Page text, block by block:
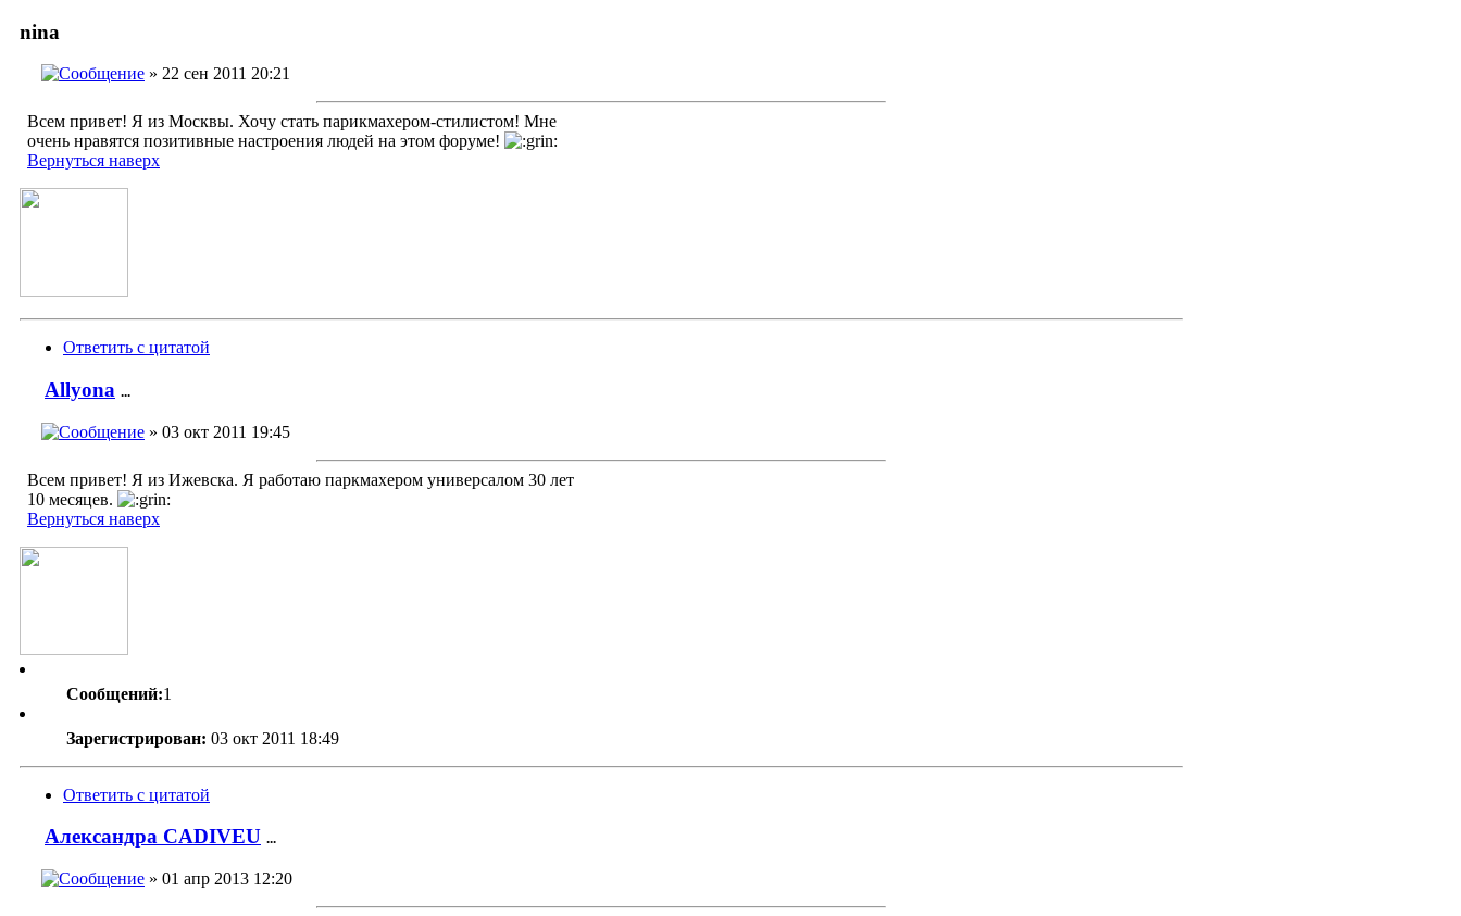
nina
» 22 сен 2011 20:21
Всем привет! Я из Москвы. Хочу стать парикмахером-стилистом! Мне
очень нравятся позитивные настроения людей на этом форуме!
Вернуться наверх
Ответить с цитатой
Allyona ...
» 03 окт 2011 19:45
Всем привет! Я из Ижевска. Я работаю паркмахером универсалом 30 лет
10 месяцев.
Вернуться наверх
Сообщений:1
Зарегистрирован: 03 окт 2011 18:49
Ответить с цитатой
Александра CADIVEU ...
» 01 апр 2013 12:20